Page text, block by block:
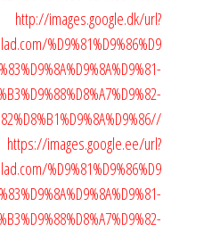
http://images.google.dk/url?
%D9%81%D9%86%D9
https://images.google.ee/url?
%D9%81%D9%86%D9